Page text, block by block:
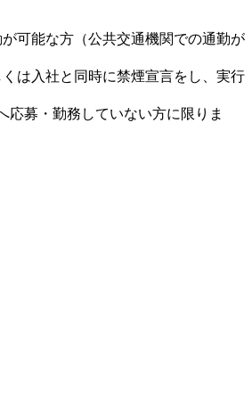
が可能な方（公共交通機関での通勤が
くは入社と同時に禁煙宣言をし、実行
応募・勤務していない方に限りま